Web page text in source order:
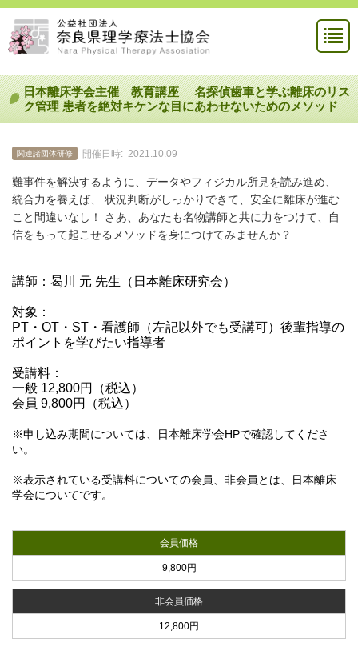
日本離床学会主催 教育講座 名探偵歯車と学ぶ離床のリス
ク管理 患者を絶対キケンな目にあわせないためのメソッド
関連諸団体研修 開催日時: 2021.10.09
難事件を解決するように、データやフィジカル所見を読み進め、
統合力を養えば、 状況判断がしっかりできて、安全に離床が進む
こと間違いなし！ さあ、あなたも名物講師と共に力をつけて、自
信をもって起こせるメソッドを身につけてみませんか？
講師：曷川 元 先生（日本離床研究会）
対象：
PT・OT・ST・看護師（左記以外でも受講可）後輩指導の
ポイントを学びたい指導者
受講料：
一般 12,800円（税込）
会員 9,800円（税込）
※申し込み期間については、日本離床学会HPで確認してくださ
い。
※表示されている受講料についての会員、非会員とは、日本離床
学会についてです。
会員価格
9,800円
非会員価格
12,800円